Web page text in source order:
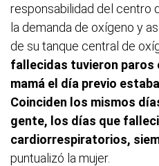
responsabilidad del centro
la demanda de oxígeno y
de su tanque central de
fallecidas tuvieron
mamá el día previo
Coinciden los mismos
gente, los días que
cardiorrespiratorios,
puntualizó la mujer.